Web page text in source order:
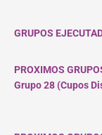
GRUPOS
PROXIMOS
Grupo 28 (Cupos